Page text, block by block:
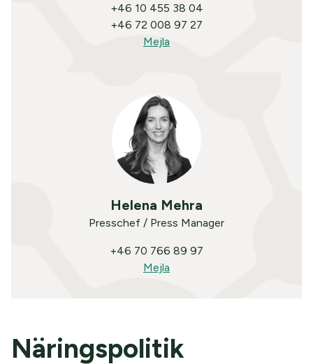
+46 10 455 38 04
+46 72 008 97 27
Mejla
Helena Mehra
Presschef / Press Manager
+46 70 766 89 97
Mejla
Näringspolitik